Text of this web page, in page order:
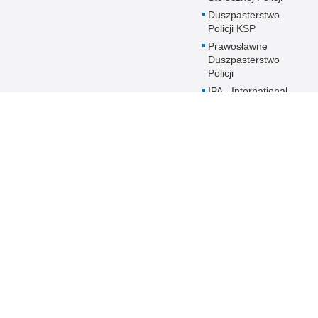
Duszpasterstwo
Policji KSP
Prawosławne
Duszpasterstwo
Policji
IPA - International